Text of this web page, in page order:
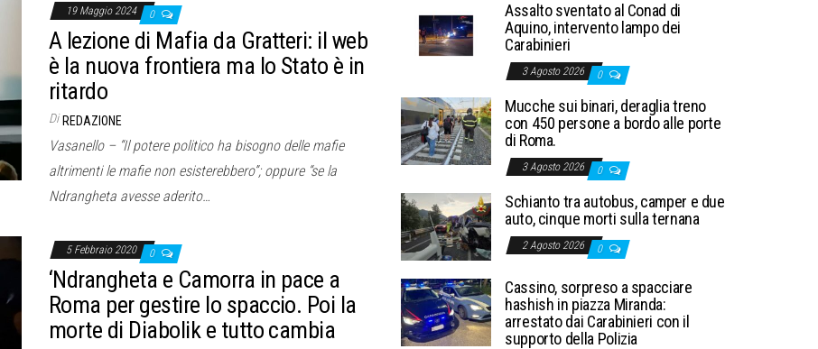
19 Maggio 2024 0
A lezione di Mafia da Gratteri: il web
è la nuova frontiera ma lo Stato è in
ritardo
Di REDAZIONE
Vasanello – “Il potere politico ha bisogno delle mafie
altrimenti le mafie non esisterebbero”; oppure “se la
Ndrangheta avesse aderito…
5 Febbraio 2020 0
‘Ndrangheta e Camorra in pace a
Roma per gestire lo spaccio. Poi la
morte di Diabolik e tutto cambia
Assalto sventato al Conad di
Aquino, intervento lampo dei
Carabinieri
3 Agosto 2026 0
Mucche sui binari, deraglia treno
con 450 persone a bordo alle porte
di Roma.
3 Agosto 2026 0
Schianto tra autobus, camper e due
auto, cinque morti sulla ternana
2 Agosto 2026 0
Cassino, sorpreso a spacciare
hashish in piazza Miranda:
arrestato dai Carabinieri con il
supporto della Polizia